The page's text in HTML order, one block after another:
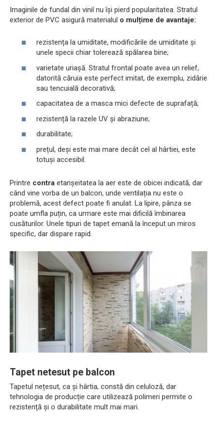
Imaginile de fundal din vinil nu își pierd popularitatea. Stratul
exterior de PVC asigură materialul o mulțime de avantaje:
rezistența la umiditate, modificările de umiditate și
unele specii chiar tolerează spălarea bine;
varietate uriașă. Stratul frontal poate avea un relief,
datorită căruia este perfect imitat, de exemplu, zidărie
sau tencuială decorativă;
capacitatea de a masca mici defecte de suprafață;
rezistență la razele UV și abraziune;
durabilitate;
prețul, deși este mai mare decât cel al hârtiei, este
totuși accesibil.
Printre contra etanșeitatea la aer este de obicei indicată, dar
când vine vorba de un balcon, unde ventilația nu este o
problemă, acest defect poate fi anulat. La lipire, pânza se
poate umfla puțin, ca urmare este mai dificilă îmbinarea
cusăturilor. Unele tipuri de tapet emană la început un miros
specific, dar dispare rapid.
Tapet netesut pe balcon
Tapetul nețesut, ca și hârtia, constă din celuloză, dar
tehnologia de producție care utilizează polimeri permite o
rezistență și o durabilitate mult mai mari.